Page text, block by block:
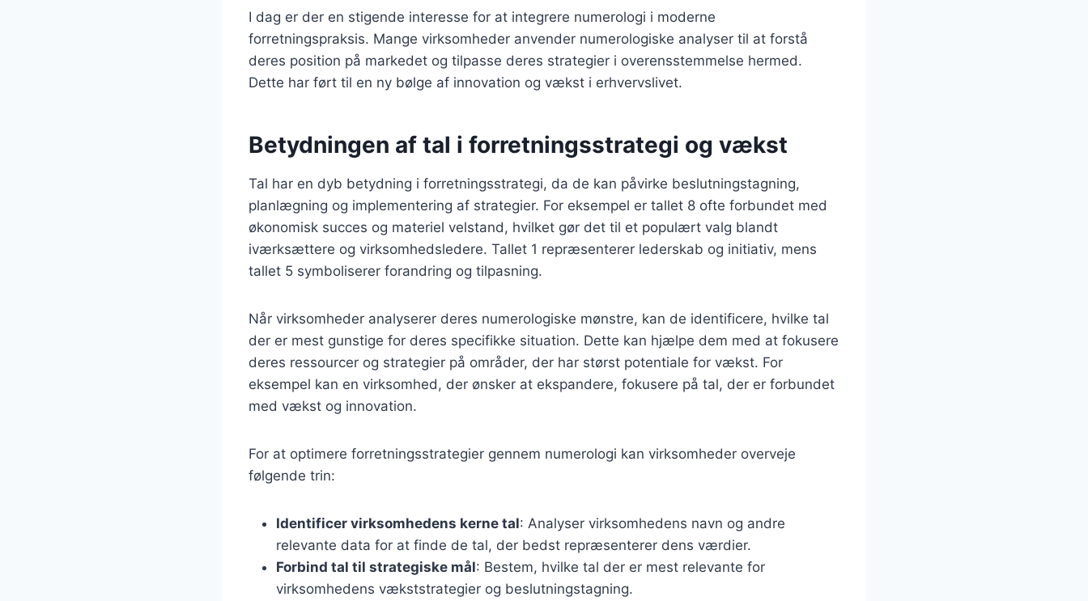
I dag er der en stigende interesse for at integrere numerologi i moderne
forretningspraksis. Mange virksomheder anvender numerologiske analyser til at forstå
deres position på markedet og tilpasse deres strategier i overensstemmelse hermed.
Dette har ført til en ny bølge af innovation og vækst i erhvervslivet.
Betydningen af tal i forretningsstrategi og vækst
Tal har en dyb betydning i forretningsstrategi, da de kan påvirke beslutningstagning,
planlægning og implementering af strategier. For eksempel er tallet 8 ofte forbundet med
økonomisk succes og materiel velstand, hvilket gør det til et populært valg blandt
iværksættere og virksomhedsledere. Tallet 1 repræsenterer lederskab og initiativ, mens
tallet 5 symboliserer forandring og tilpasning.
Når virksomheder analyserer deres numerologiske mønstre, kan de identificere, hvilke tal
der er mest gunstige for deres specifikke situation. Dette kan hjælpe dem med at fokusere
deres ressourcer og strategier på områder, der har størst potentiale for vækst. For
eksempel kan en virksomhed, der ønsker at ekspandere, fokusere på tal, der er forbundet
med vækst og innovation.
For at optimere forretningsstrategier gennem numerologi kan virksomheder overveje
følgende trin:
Identificer virksomhedens kerne tal: Analyser virksomhedens navn og andre
relevante data for at finde de tal, der bedst repræsenterer dens værdier.
Forbind tal til strategiske mål: Bestem, hvilke tal der er mest relevante for
virksomhedens vækststrategier og beslutningstagning.